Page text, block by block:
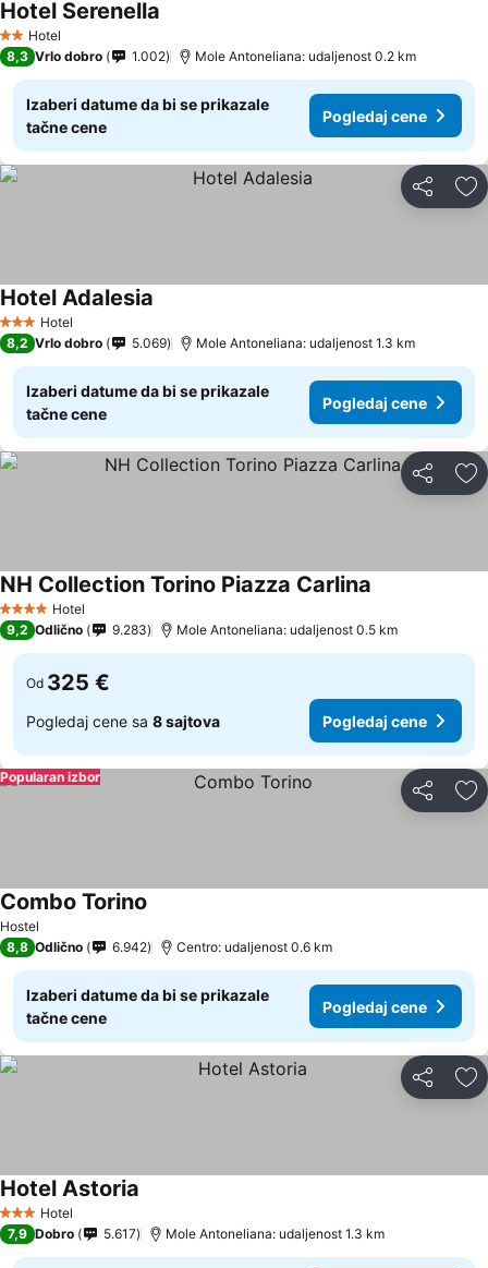
2 Zvezdice
Hotel
Hotel Serenella
8,3 Vrlo dobro 1.002 Mole Antoneliana: udaljenost 0.2 km
Izaberi datume da bi se prikazale
tačne cene
Pogledaj cene
Deli
3 Zvezdice
Hotel
Hotel Adalesia
8,2 Vrlo dobro 5.069 Mole Antoneliana: udaljenost 1.3 km
Izaberi datume da bi se prikazale
tačne cene
Pogledaj cene
Deli
4 ZvezdiceHotel
NH Collection Torino Piazza Carlina
9,2 Odlično 9.283 Mole Antoneliana: udaljenost 0.5 km
Od 325 €
Pogledaj cene sa 8 sajtova Pogledaj cene
Deli
Popularan izbor
Hostel
Combo Torino
8,8 Odlično 6.942 Centro: udaljenost 0.6 km
Izaberi datume da bi se prikazale
tačne cene
Pogledaj cene
Deli
3 Zvezdice
Hotel
Hotel Astoria
7,9 Dobro 5.617 Mole Antoneliana: udaljenost 1.3 km